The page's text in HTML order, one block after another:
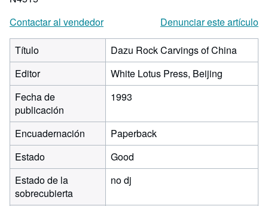
Contactar al vendedor
Denunciar este artículo
Título
Dazu Rock Carvings of China
Editor
White Lotus Press, Beijing
Fecha de
publicación
1993
Encuadernación
Paperback
Estado
Good
Estado de la
sobrecubierta
no dj